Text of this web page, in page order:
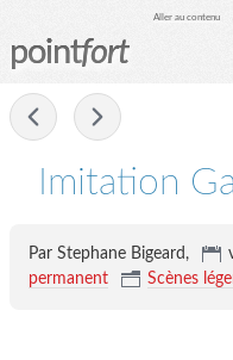
Aller au contenu
pointfort
Imitation
Par Stephane Bigeard,
permanent
Scènes